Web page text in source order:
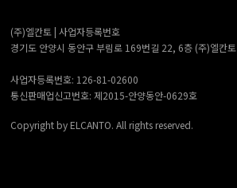
(주)엘칸토 | 사업자등록번호
경기도 안양시 동안구 부림로 169번길 22, 6층 (주)엘칸토
사업자등록번호: 126-81-02600
통신판매업신고번호: 제2015-안양동안-0629호
Copyright by ELCANTO. All rights reserved.